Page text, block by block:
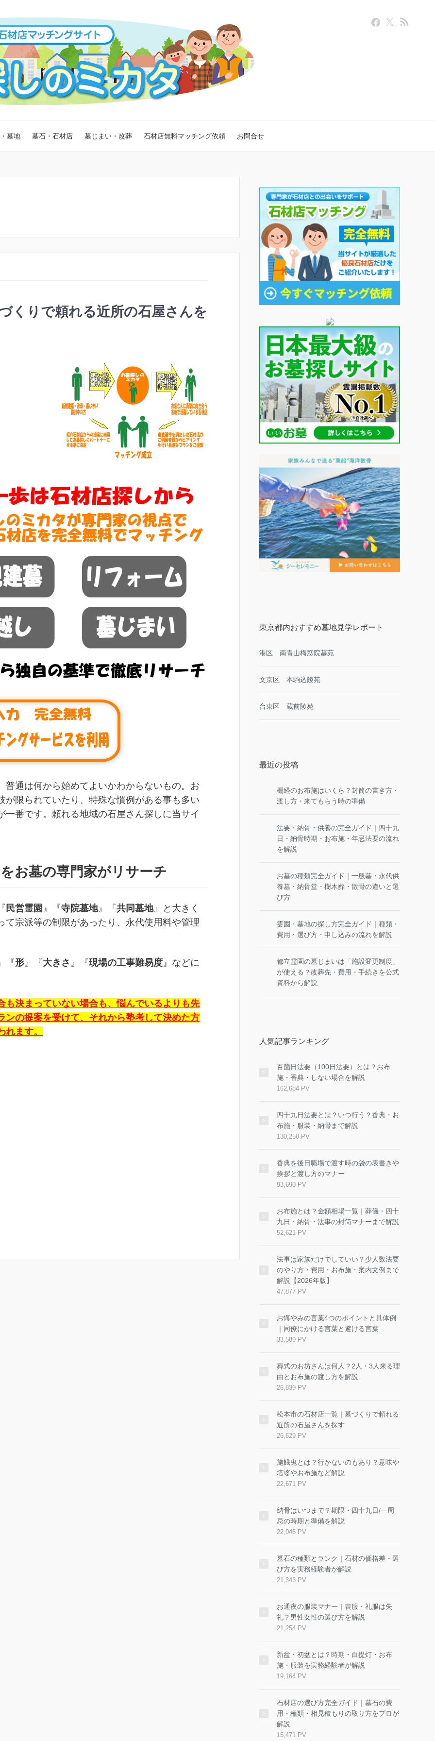
墓地 墓石・石材店 墓じまい・改葬 石材店無料マッチング依頼 お問合せ
くりで頼れる近所の石屋さんを
普通は何から始めてよいかわからないもの。お
が限られていたり、特殊な慣例がある事も多い
番です。頼れる地域の石屋さん探しに当サイ
お墓の専門家がリサーチ
民営霊園 』『寺院墓地』『共同墓地』と大きく
宗派等の制限があったり、永代使用料や管理
『形 』『大きさ 』『現場の工事難易度 』などに
も決まっていない場合も、悩んでいるよりも先
ンの提案を受けて、それから塾考して決めた方
ます。
東京都内おすすめ墓地見学レポート
港区 南青山梅窓院墓苑
文京区 本駒込陵苑
台東区 蔵前陵苑
最近の投稿
棚経のお布施はいくら？封筒の書き方・
渡し方・来てもらう時の準備
法要・納骨・供養の完全ガイド｜四十九
日・納骨時期・お布施・年忌法要の流れ
を解説
お墓の種類完全ガイド｜一般墓・永代供
養墓・納骨堂・樹木葬・散骨の違いと選
び方
霊園・墓地の探し方完全ガイド｜種類・
費用・選び方・申し込みの流れを解説
都立霊園の墓じまいは「施設変更制度」
が使える？改葬先・費用・手続きを公式
資料から解説
人気記事ランキング
百箇日法要（100日法要）とは？お布
施・香典・しない場合を解説
162,684 PV
四十九日法要とは？いつ行う？香典・お
布施・服装・納骨まで解説
130,250 PV
香典を後日職場で渡す時の袋の表書きや
挨拶と渡し方のマナー
93,690 PV
お布施とは？金額相場一覧｜葬儀・四十
九日・納骨・法事の封筒マナーまで解説
52,621 PV
法事は家族だけでしていい？少人数法要
のやり方・費用・お布施・案内文例まで
解説【2026年版】
47,877 PV
お悔やみの言葉4つのポイントと具体例
｜同僚にかける言葉と避ける言葉
33,589 PV
葬式のお坊さんは何人？2人・3人来る理
由とお布施の渡し方を解説
26,839 PV
松本市の石材店一覧｜墓づくりで頼れる
近所の石屋さんを探す
26,629 PV
施餓鬼とは？行かないのもあり？意味や
塔婆やお布施など解説
22,671 PV
納骨はいつまで？期限・四十九日/一周
忌の時期と準備を解説
22,046 PV
墓石の種類とランク｜石材の価格差・選
び方を実務経験者が解説
21,343 PV
お通夜の服装マナー｜喪服・礼服は失
礼？男性女性の選び方を解説
21,254 PV
新盆・初盆とは？時期・白提灯・お布
施・服装を実務経験者が解説
19,164 PV
石材店の選び方完全ガイド｜墓石の費
用・種類・相見積もりの取り方をプロが
解説
15,471 PV